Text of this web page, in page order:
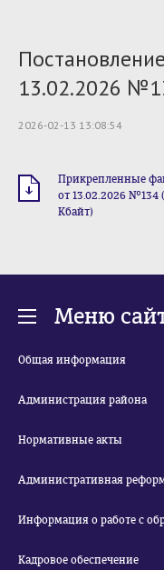
13.02.2026
2026-02-13 13:08:54
Прикрепленные
от 13.02.2026 №134
Кбайт)
Меню
Общая информация
Администрация района
Нормативные акты
Административная
Информация о работе с
Кадровое обеспечение